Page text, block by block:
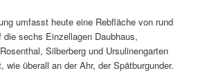
umfasst heute eine Rebfläche von rund
sechs Einzellagen Daubhaus,
Silberberg und Ursulinengarten
wie überall an der Ahr, der Spätburgunder.